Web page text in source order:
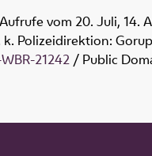
vom 20. Juli, 14.
Polizeidirektion:
21242 / Public